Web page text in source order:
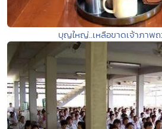
บุญใหญ่..เหลือขาดเจ้าภาพ